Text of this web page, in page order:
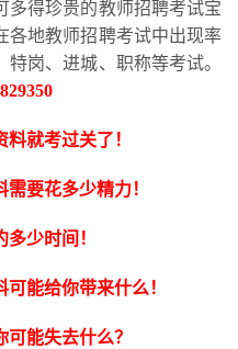
多得珍贵的教师招聘考试宝
各地教师招聘考试中出现率
岗、进城、职称等考试。
就考过关了！
要花多少精力！
少时间！
能给你带来什么！
能失去什么？